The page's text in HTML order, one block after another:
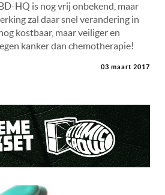
HQ is nog vrij onbekend, maar
zal daar snel verandering in
kostbaar, maar veiliger en
kanker dan chemotherapie!
03 maart 2017